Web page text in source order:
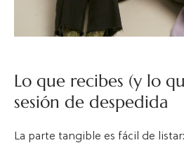
Lo que recibes (y lo
sesión de despedida
La parte tangible es fácil de listar: